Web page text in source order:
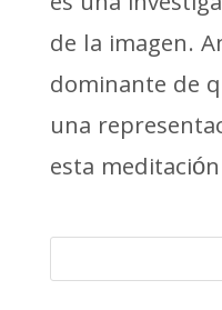
de la imagen.
dominante de
una
esta